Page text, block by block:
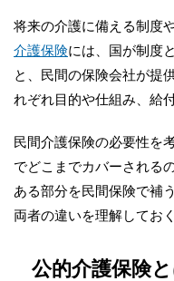
将来の介護に備える制度
介護保険には、国が制度
と、民間の保険会社が提
れぞれ目的や仕組み、給
民間介護保険の必要性を
でどこまでカバーされる
ある部分を民間保険で補
両者の違いを理解してお
公的介護保険